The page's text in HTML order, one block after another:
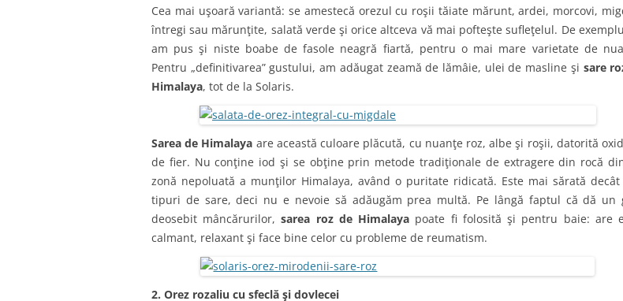
Cea mai uşoară variantă: se amestecă orezul cu roşii tăiate mărunt, ardei, morcovi,
întregi sau mărunţite, salată verde şi orice altceva vă mai pofteşte sufleţelul. De
am pus şi niste boabe de fasole neagră fiartă, pentru o mai mare varietate de
Pentru „definitivarea” gustului, am adăugat zeamă de lămâie, ulei de masline şi sare
Himalaya, tot de la Solaris.
Sarea de Himalaya are această culoare plăcută, cu nuanţe roz, albe şi roşii, datorită
de fier. Nu conţine iod şi se obţine prin metode tradiţionale de extragere din rocă
zonă nepoluată a munţilor Himalaya, având o puritate ridicată. Este mai sărată decât
tipuri de sare, deci nu e nevoie să adăugăm prea multă. Pe lângă faptul că dă un
deosebit mâncărurilor,sarea roz de Himalaya poate fi folosită şi pentru baie: are
calmant, relaxant şi face bine celor cu probleme de reumatism.
2. Orez rozaliu cu sfeclă şi dovlecei